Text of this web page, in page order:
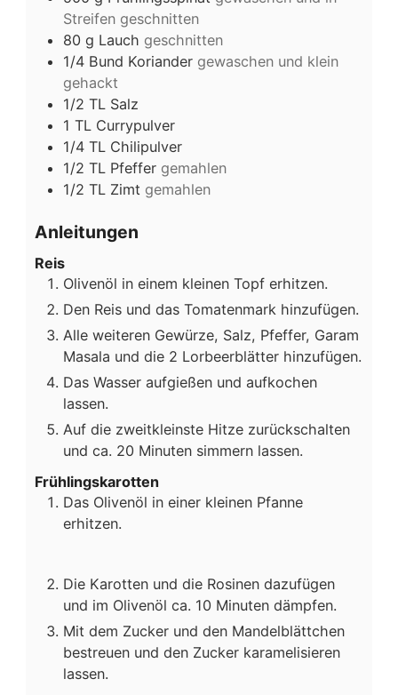
Streifen geschnitten
80 g Lauch geschnitten
1/4 Bund Koriander gewaschen und klein
gehackt
1/2 TL Salz
1 TL Currypulver
1/4 TL Chilipulver
1/2 TL Pfeffer gemahlen
1/2 TL Zimt gemahlen
Anleitungen
Reis
Olivenöl in einem kleinen Topf erhitzen.
Den Reis und das Tomatenmark hinzufügen.
Alle weiteren Gewürze, Salz, Pfeffer, Garam
Masala und die 2 Lorbeerblätter hinzufügen.
Das Wasser aufgießen und aufkochen
lassen.
Auf die zweitkleinste Hitze zurückschalten
und ca. 20 Minuten simmern lassen.
Frühlingskarotten
Das Olivenöl in einer kleinen Pfanne
erhitzen.
Die Karotten und die Rosinen dazufügen
und im Olivenöl ca. 10 Minuten dämpfen.
Mit dem Zucker und den Mandelblättchen
bestreuen und den Zucker karamelisieren
lassen.